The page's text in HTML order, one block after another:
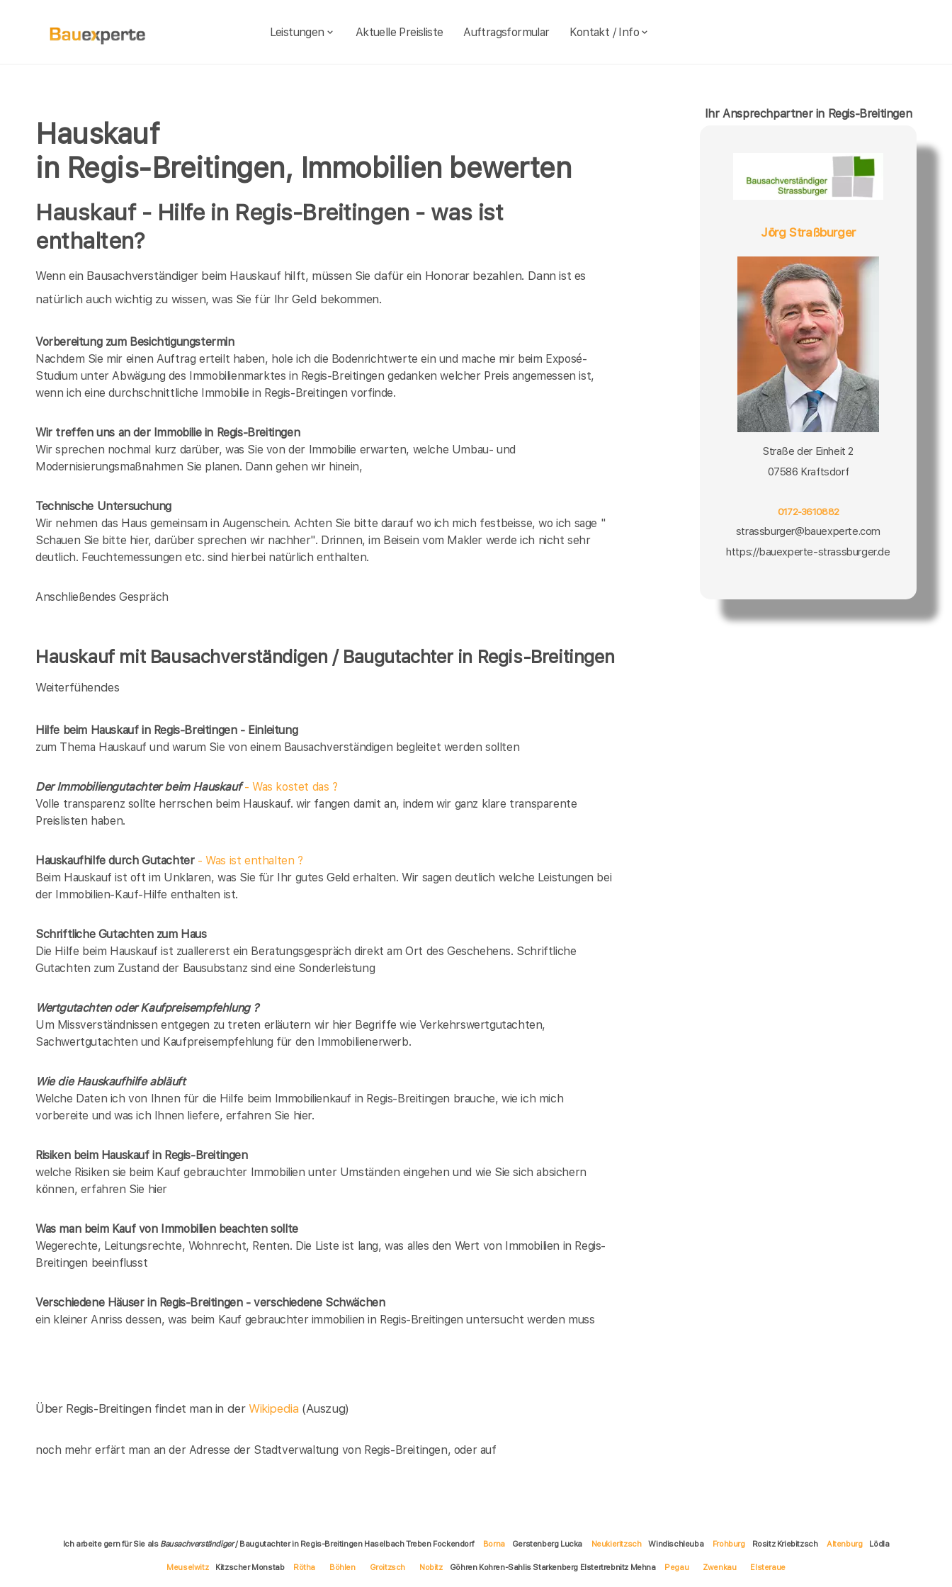
Leistungen Aktuelle Preisliste Auftragsformular Kontakt / Info
Hauskauf
in Regis-Breitingen, Immobilien bewerten
Hauskauf - Hilfe in Regis-Breitingen - was ist
enthalten?
Wenn ein Bausachverständiger beim Hauskauf hilft, müssen Sie dafür ein Honorar bezahlen. Dann ist es
natürlich auch wichtig zu wissen, was Sie für Ihr Geld bekommen.
Vorbereitung zum Besichtigungstermin
Nachdem Sie mir einen Auftrag erteilt haben, hole ich die Bodenrichtwerte ein und mache mir beim Exposé-
Studium unter Abwägung des Immobilienmarktes in Regis-Breitingen gedanken welcher Preis angemessen ist,
wenn ich eine durchschnittliche Immobilie in Regis-Breitingen vorfinde.
Wir treffen uns an der Immobilie in Regis-Breitingen
Wir sprechen nochmal kurz darüber, was Sie von der Immobilie erwarten, welche Umbau- und
Modernisierungsmaßnahmen Sie planen. Dann gehen wir hinein,
Technische Untersuchung
Wir nehmen das Haus gemeinsam in Augenschein. Achten Sie bitte darauf wo ich mich festbeisse, wo ich sage "
Schauen Sie bitte hier, darüber sprechen wir nachher". Drinnen, im Beisein vom Makler werde ich nicht sehr
deutlich. Feuchtemessungen etc. sind hierbei natürlich enthalten.
Anschließendes Gespräch
Hauskauf mit Bausachverständigen / Baugutachter in Regis-Breitingen
Weiterfühendes
Hilfe beim Hauskauf in Regis-Breitingen - Einleitung
zum Thema Hauskauf und warum Sie von einem Bausachverständigen begleitet werden sollten
Der Immobiliengutachter beim Hauskauf- Was kostet das ?
Volle transparenz sollte herrschen beim Hauskauf. wir fangen damit an, indem wir ganz klare transparente
Preislisten haben.
Hauskaufhilfe durch Gutachter- Was ist enthalten ?
Beim Hauskauf ist oft im Unklaren, was Sie für Ihr gutes Geld erhalten. Wir sagen deutlich welche Leistungen bei
der Immobilien-Kauf-Hilfe enthalten ist.
Schriftliche Gutachten zum Haus
Die Hilfe beim Hauskauf ist zuallererst ein Beratungsgespräch direkt am Ort des Geschehens. Schriftliche
Gutachten zum Zustand der Bausubstanz sind eine Sonderleistung
Wertgutachten oder Kaufpreisempfehlung ?
Um Missverständnissen entgegen zu treten erläutern wir hier Begriffe wie Verkehrswertgutachten,
Sachwertgutachten und Kaufpreisempfehlung für den Immobilienerwerb.
Wie die Hauskaufhilfe abläuft
Welche Daten ich von Ihnen für die Hilfe beim Immobilienkauf in Regis-Breitingen brauche, wie ich mich
vorbereite und was ich Ihnen liefere, erfahren Sie hier.
Risiken beim Hauskaufin Regis-Breitingen
welche Risiken sie beim Kauf gebrauchter Immobilien unter Umständen eingehen und wie Sie sich absichern
können, erfahren Sie hier
Was man beim Kauf von Immobilien beachten sollte
Wegerechte, Leitungsrechte, Wohnrecht, Renten. Die Liste ist lang, was alles den Wert von Immobilien in Regis-
Breitingen beeinflusst
Verschiedene Häuser in Regis-Breitingen - verschiedene Schwächen
ein kleiner Anriss dessen, was beim Kauf gebrauchter immobilien in Regis-Breitingen untersucht werden muss
Über Regis-Breitingen findet man in derWikipedia (Auszug)
noch mehr erfärt man an der Adresse der Stadtverwaltung von Regis-Breitingen, oder auf
Ihr Ansprechpartner in Regis-Breitingen
Jörg Straßburger
Straße der Einheit 2
07586 Kraftsdorf
0172-3610882
strassburger@bauexperte.com
https://bauexperte-strassburger.de
Ich arbeite gern für Sie als Bausachverständiger/ Baugutachter in Regis-Breitingen Haselbach Treben Fockendorf Borna Gerstenberg Lucka Neukieritzsch Windischleuba Frohburg Rositz Kriebitzsch Altenburg Lödla
Meuselwitz Kitzscher Monstab Rötha Böhlen Groitzsch Nobitz Göhren Kohren-Sahlis Starkenberg Elstertrebnitz Mehna Pegau Zwenkau Elsteraue